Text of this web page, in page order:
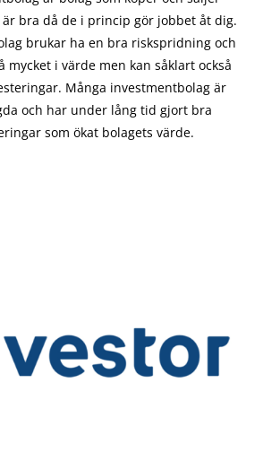
bra då de i princip görjobbet åt dig.
brukar ha en bra riskspridning och
mycket i värde men kan såklart också
Många investmentbolag är
och har under lång tid gjort bra
som ökat bolagets värde.